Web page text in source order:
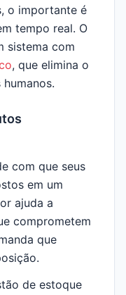
o importante é
tempo real. O
sistema com
, que elimina o
com que seus
em um
ajuda a
comprometem
que
de estoque